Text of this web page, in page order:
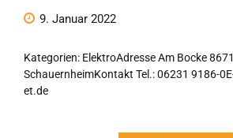
9. Januar 2022
Kategorien: ElektroAdresse Am Bocke
SchauernheimKontakt Tel.: 06231 9186-
et.de